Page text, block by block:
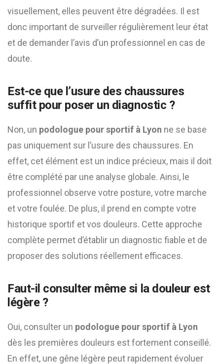
visuellement, elles peuvent être dégradées. Il est
donc important de surveiller régulièrement leur état
et de demander l’avis d’un professionnel en cas de
doute.
Est-ce que l’usure des chaussures
suffit pour poser un diagnostic ?
Non, un podologue pour sportif à Lyon ne se base
pas uniquement sur l’usure des chaussures. En
effet, cet élément est un indice précieux, mais il doit
être complété par une analyse globale. Ainsi, le
professionnel observe votre posture, votre marche
et votre foulée. De plus, il prend en compte votre
historique sportif et vos douleurs. Cette approche
complète permet d’établir un diagnostic fiable et de
proposer des solutions réellement efficaces.
Faut-il consulter même si la douleur est
légère ?
Oui, consulter un podologue pour sportif à Lyon
dès les premières douleurs est fortement conseillé.
En effet, une gêne légère peut rapidement évoluer